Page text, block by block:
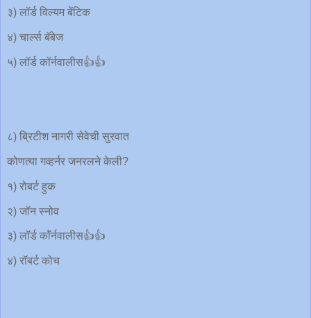
३) लॉर्ड विल्यम बेंटिक
४) चार्ल्स बॅबेज
५) लॉर्ड कॉर्नवालीस👍👍
८) ब्रिटीश नागरी सेवेची सुरवात
कोणत्या गव्हर्नर जनरलने केली?
१) रोबर्ट हुक
२) जॉन स्नोव
३) लॉर्ड कॉंर्नवालीस👍👍
४) रॉबर्ट कोच